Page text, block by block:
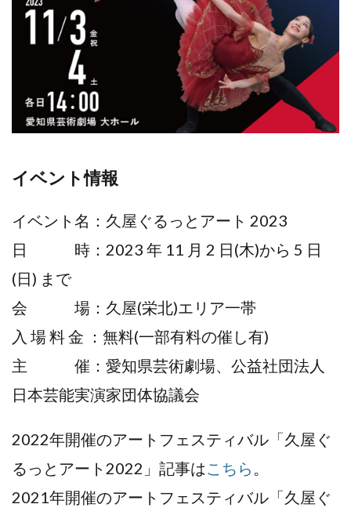
イベント情報
イベント名：久屋ぐるっとアート 2023
日 時：2023 年 11 月 2 日(木)から 5 日
(日) まで
会 場：久屋(栄北)エリア一帯
入 場 料 金 ：無料(一部有料の催し有)
主 催：愛知県芸術劇場、公益社団法人
日本芸能実演家団体協議会
2022年開催のアートフェスティバル「久屋ぐ
るっとアート2022」記事は こちら
2021年開催のアートフェスティバル「久屋ぐ